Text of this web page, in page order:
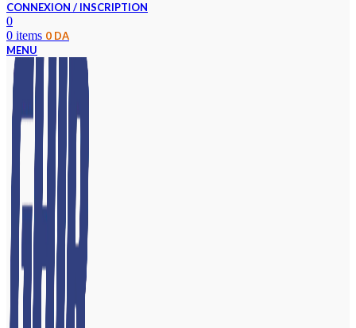
CONNEXION / INSCRIPTION
0
0 items 0 DA
MENU